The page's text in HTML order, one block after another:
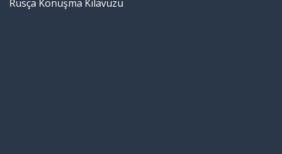
Rusça Konuşma Kılavuzu